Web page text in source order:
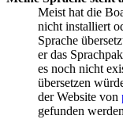
Meist hat die
nicht installiert
Sprache
er das
es noch nicht
übersetzen
der Website von
gefunden